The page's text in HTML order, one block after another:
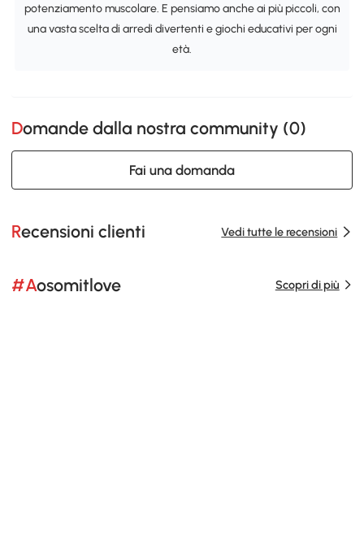
potenziamento muscolare. E pensiamo anche ai più piccoli, con
una vasta scelta di arredi divertenti e giochi educativi per ogni
età.
Domande dalla nostra community (0)
Fai una domanda
Recensioni clienti Vedi tutte le recensioni
#Aosomitlove Scopri di più